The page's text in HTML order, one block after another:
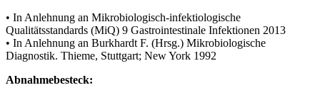
• In Anlehnung an Mikrobiologisch-infektiologische
Qualitätsstandards (MiQ) 9 Gastrointestinale Infektionen 2013
• In Anlehnung an Burkhardt F. (Hrsg.) Mikrobiologische
Diagnostik. Thieme, Stuttgart; New York 1992
Abnahmebesteck: